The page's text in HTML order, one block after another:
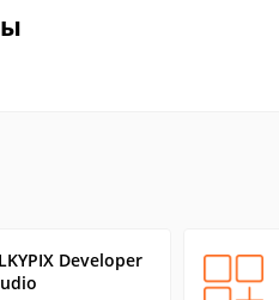
Developer